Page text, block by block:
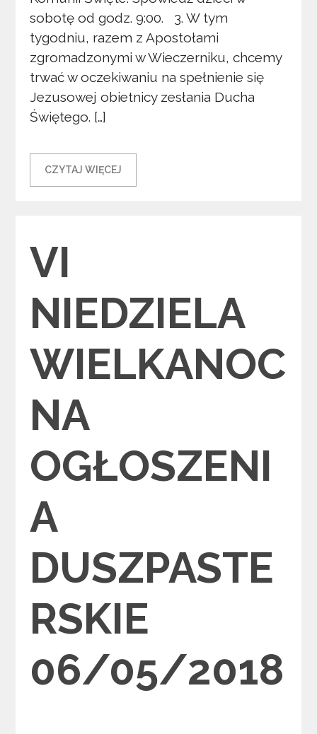
sobotę od godz. 9:00. 3. W tym
tygodniu, razem z Apostołami
zgromadzonymi w Wieczerniku, chcemy
trwać w oczekiwaniu na spełnienie się
Jezusowej obietnicy zesłania Ducha
Świętego. […]
CZYTAJ WIĘCEJ
VI
NIEDZIELA
WIELKANOC
NA
OGŁOSZENI
A
DUSZPASTE
RSKIE
06/05/2018